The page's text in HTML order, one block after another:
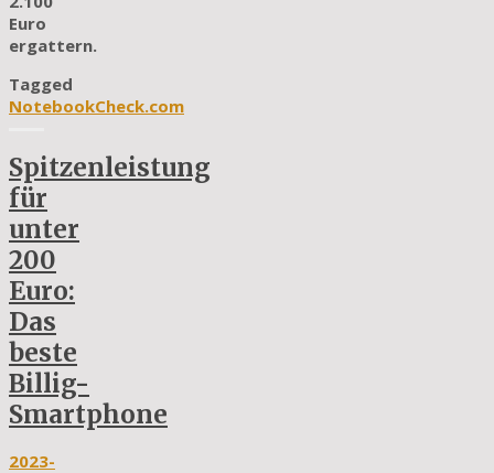
Euro
ergattern.
Tagged
NotebookCheck.com
Spitzenleistung
für
unter
200
Euro:
Das
beste
Billig-
Smartphone
2023-